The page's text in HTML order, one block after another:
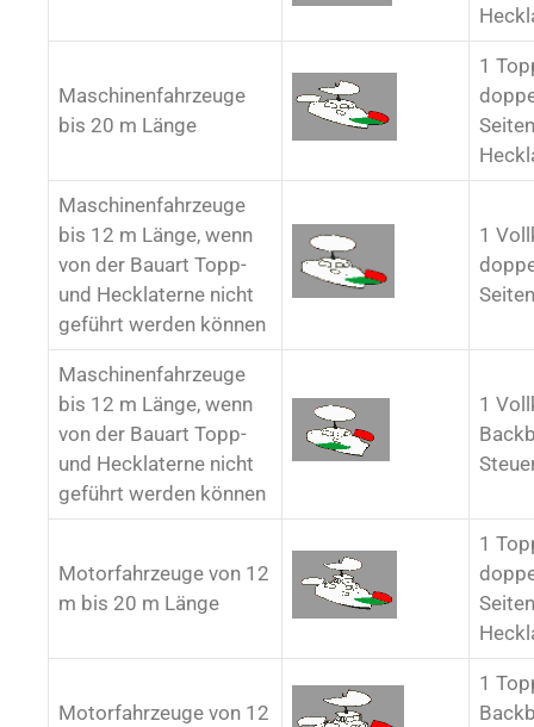
Maschinenfahrzeuge
bis 20 m Länge
1
Maschinenfahrzeuge
bis 12 m Länge, wenn
von der Bauart Topp-
und Hecklaterne nicht
geführt werden können
1
Maschinenfahrzeuge
bis 12 m Länge, wenn
von der Bauart Topp-
und Hecklaterne nicht
geführt werden können
1
Motorfahrzeuge von 12
m bis 20 m Länge
1
Motorfahrzeuge von 12
1